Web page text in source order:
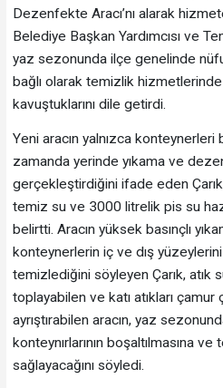
Dezenfekte Aracı’nı alarak
Belediye Başkan Yardımcısı ve
yaz sezonunda ilçe genelinde
bağlı olarak temizlik
kavuştuklarını dile getirdi.
Yeni aracın yalnızca konteynerleri
zamanda yerinde yıkama ve
gerçekleştirdiğini ifade eden
temiz su ve 3000 litrelik pis su
belirtti. Aracın yüksek basınçlı
konteynerlerin iç ve dış
temizlediğini söyleyen Çarık, atık
toplayabilen ve katı atıkları
ayrıştırabilen aracın, yaz
konteynırlarının boşaltılmasına
sağlayacağını söyledi.